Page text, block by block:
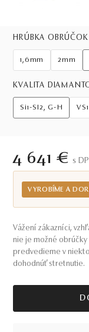
HRÚBKA OBRÚČOK
1,6mm 2mm
KVALITA
Si1-SI2, G-H
4 641 € S
VYROBÍME A
Vážení zákazníci,
nie je možné
predvedieme v
dohodnúť stretnutie.